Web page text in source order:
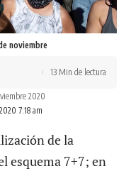
noviembre
7:18 am
2020
13 Min de lectura
de la
esquema 7+7; en